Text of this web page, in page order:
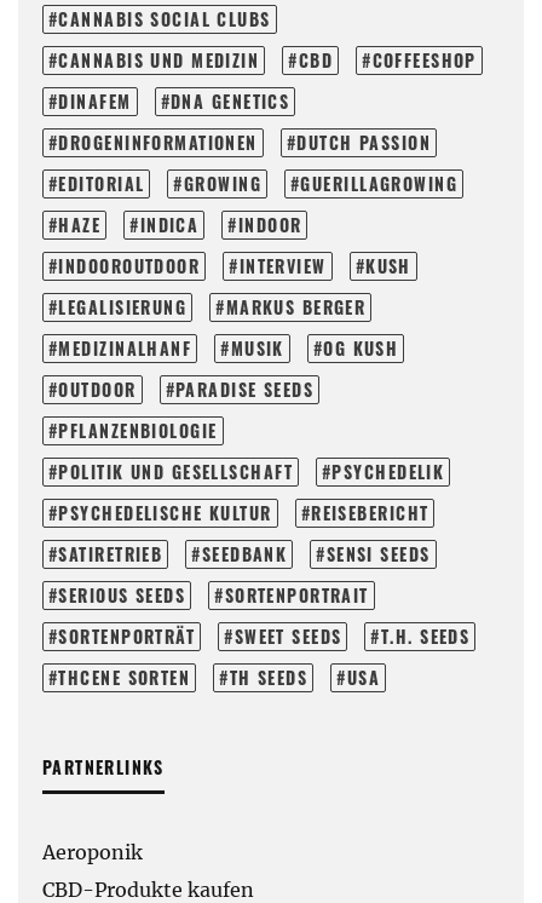
CANNABIS SOCIAL CLUBS
CANNABIS UND MEDIZIN
CBD
COFFEESHOP
DINAFEM
DNA GENETICS
DROGENINFORMATIONEN
DUTCH PASSION
EDITORIAL
GROWING
GUERILLAGROWING
HAZE
INDICA
INDOOR
INDOOROUTDOOR
INTERVIEW
KUSH
LEGALISIERUNG
MARKUS BERGER
MEDIZINALHANF
MUSIK
OG KUSH
OUTDOOR
PARADISE SEEDS
PFLANZENBIOLOGIE
POLITIK UND GESELLSCHAFT
PSYCHEDELIK
PSYCHEDELISCHE KULTUR
REISEBERICHT
SATIRETRIEB
SEEDBANK
SENSI SEEDS
SERIOUS SEEDS
SORTENPORTRAIT
SORTENPORTRÄT
SWEET SEEDS
T.H. SEEDS
THCENE SORTEN
TH SEEDS USA
PARTNERLINKS
Aeroponik
CBD-Produkte kaufen